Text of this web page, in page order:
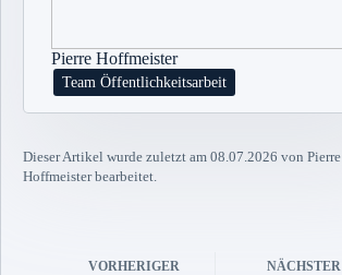
Pierre Hoffmeister
Team Öffentlichkeitsarbeit
Dieser Artikel wurde zuletzt am 08.07.2026 von Pierre
Hoffmeister bearbeitet.
VORHERIGER NÄCHSTER